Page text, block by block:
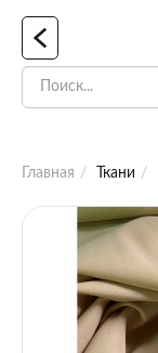
Главная Ткани